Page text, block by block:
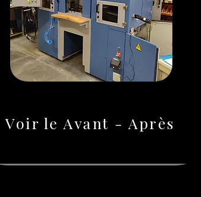
Voir le Avant - Après